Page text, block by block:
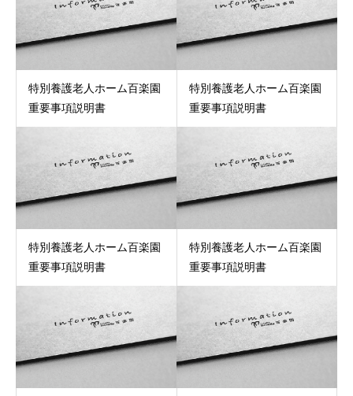
特別養護老人ホーム百楽園
重要事項説明書
特別養護老人ホーム百楽園
重要事項説明書
特別養護老人ホーム百楽園
重要事項説明書
特別養護老人ホーム百楽園
重要事項説明書